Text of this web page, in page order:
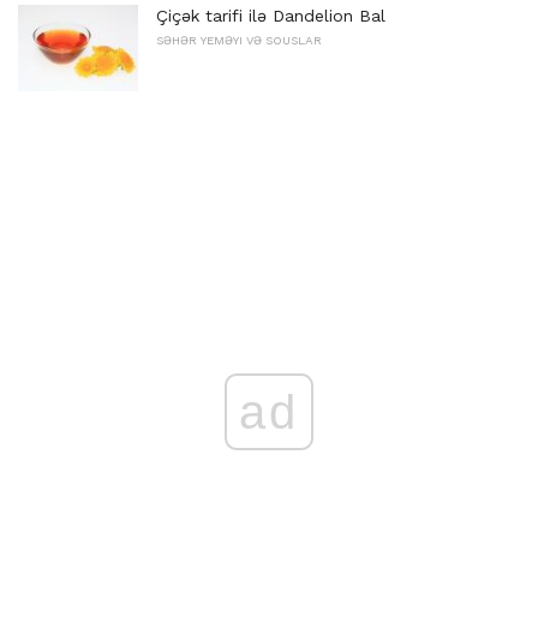
Çiçək tarifi ilə Dandelion Bal
SƏHƏR YEMƏYI VƏ SOUSLAR
ad